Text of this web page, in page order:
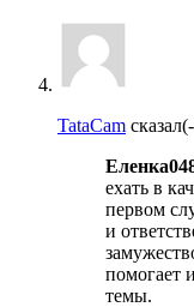
TataCam
ехать в
первом
и
помогает
темы.